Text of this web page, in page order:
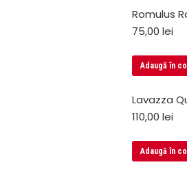
Romulus
75,00 lei
Adaugă în
Lavazza
110,00 lei
Adaugă în